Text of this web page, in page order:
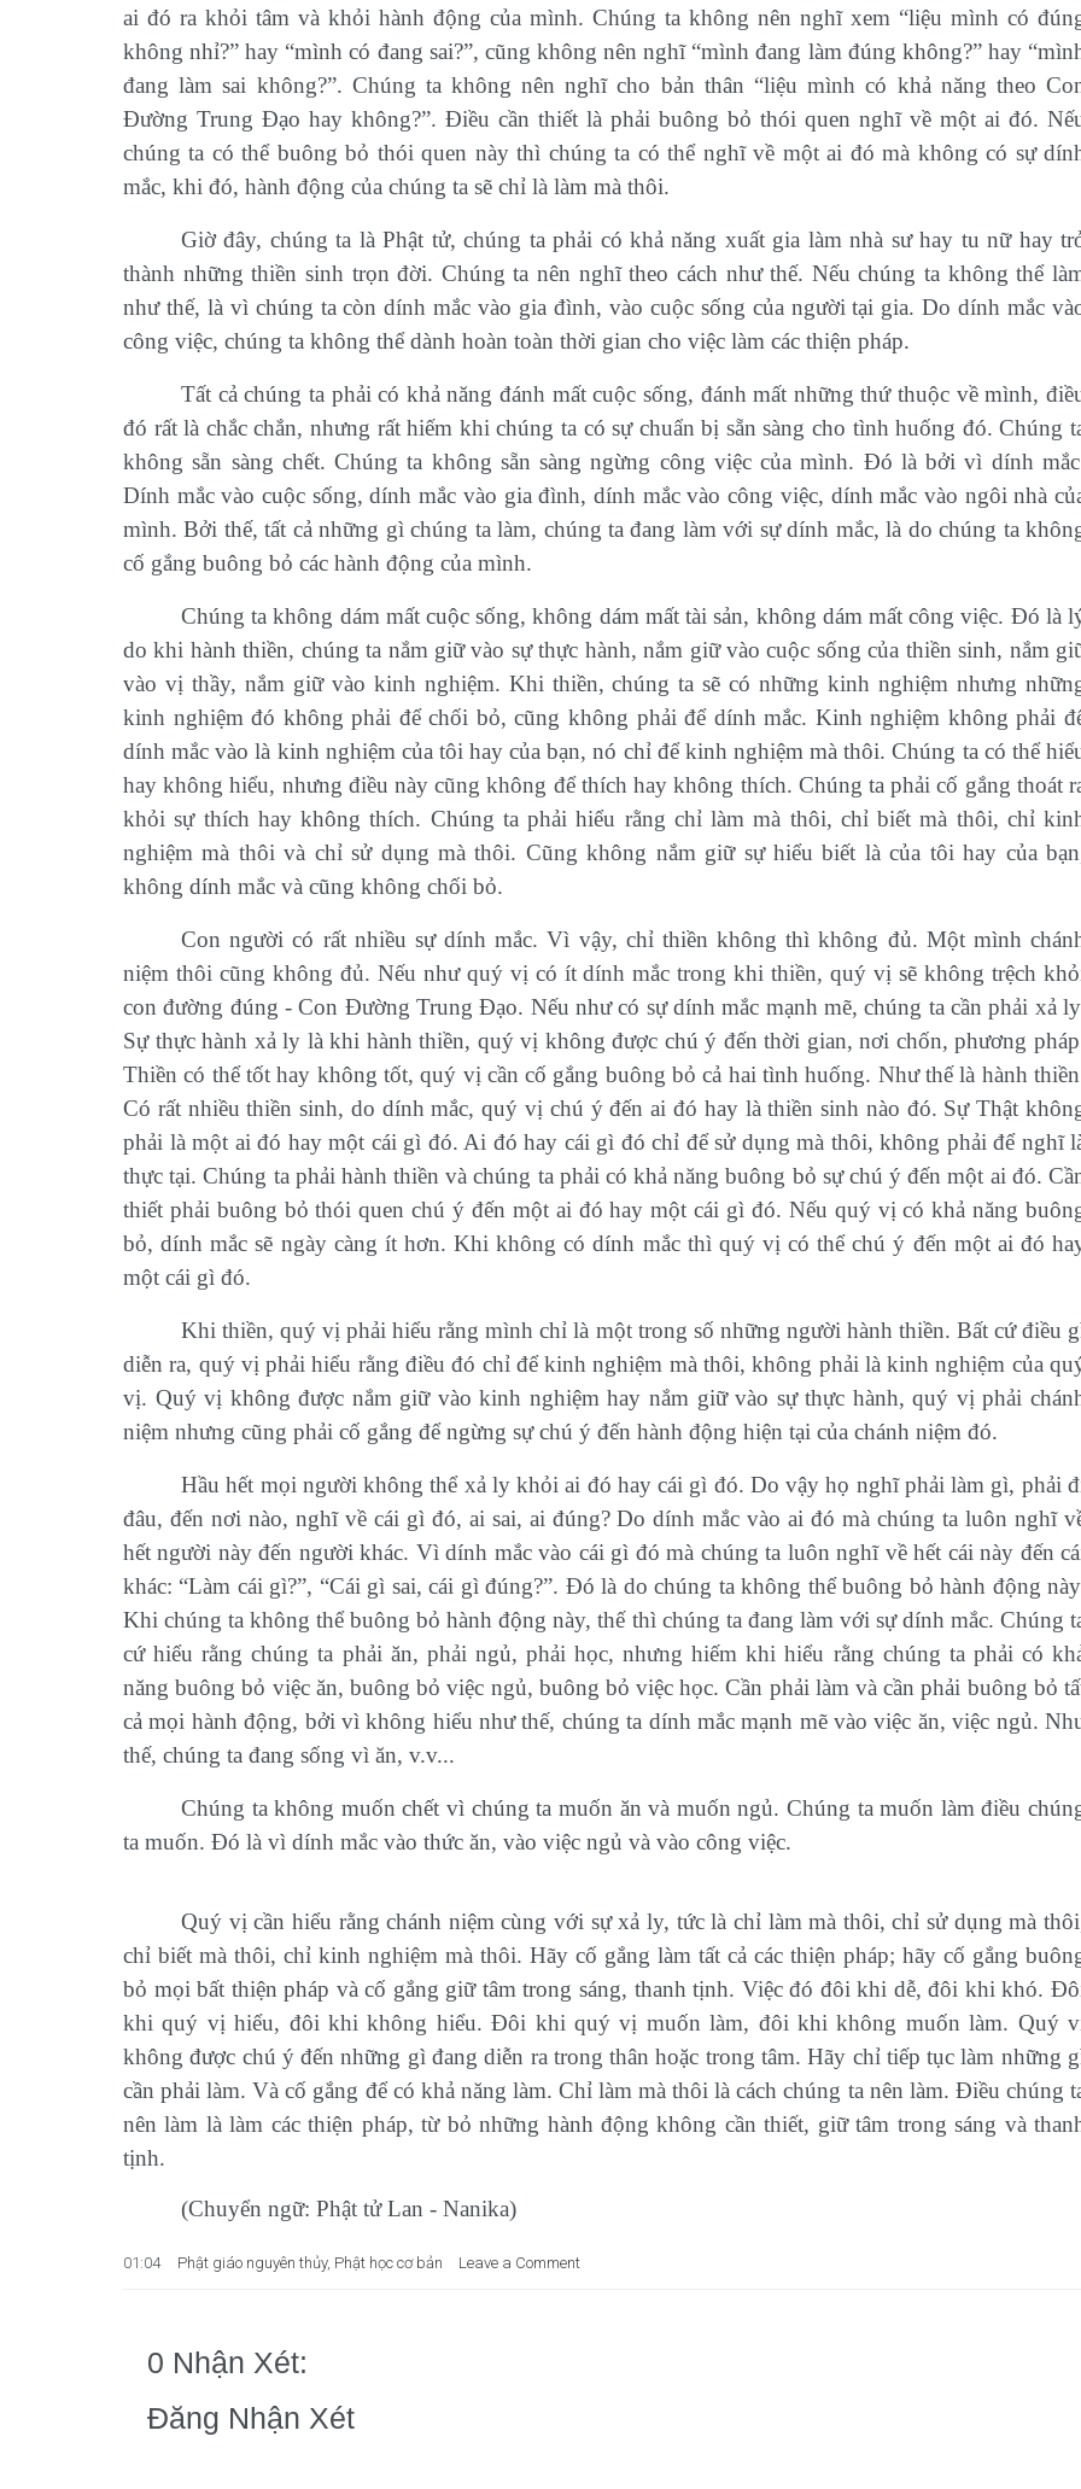
ai đó ra khỏi tâm và khỏi hành động của mình. Chúng ta không nên nghĩ xem “liệu mình có
không nhỉ?” hay “mình có đang sai?”, cũng không nên nghĩ “mình đang làm đúng không?” hay
đang làm sai không?”. Chúng ta không nên nghĩ cho bản thân “liệu mình có khả năng theo
Đường Trung Đạo hay không?”. Điều cần thiết là phải buông bỏ thói quen nghĩ về một ai đó.
chúng ta có thể buông bỏ thói quen này thì chúng ta có thể nghĩ về một ai đó mà không có sự
mắc, khi đó, hành động của chúng ta sẽ chỉ là làm mà thôi.
Giờ đây, chúng ta là Phật tử, chúng ta phải có khả năng xuất gia làm nhà sư hay tu nữ hay
thành những thiền sinh trọn đời. Chúng ta nên nghĩ theo cách như thế. Nếu chúng ta không thể
như thế, là vì chúng ta còn dính mắc vào gia đình, vào cuộc sống của người tại gia. Do dính mắc
công việc, chúng ta không thể dành hoàn toàn thời gian cho việc làm các thiện pháp.
Tất cả chúng ta phải có khả năng đánh mất cuộc sống, đánh mất những thứ thuộc về mình,
đó rất là chắc chắn, nhưng rất hiếm khi chúng ta có sự chuẩn bị sẵn sàng cho tình huống đó. Chúng
không sẵn sàng chết. Chúng ta không sẵn sàng ngừng công việc của mình. Đó là bởi vì dính
Dính mắc vào cuộc sống, dính mắc vào gia đình, dính mắc vào công việc, dính mắc vào ngôi nhà
mình. Bởi thế, tất cả những gì chúng ta làm, chúng ta đang làm với sự dính mắc, là do chúng ta
cố gắng buông bỏ các hành động của mình.
Chúng ta không dám mất cuộc sống, không dám mất tài sản, không dám mất công việc. Đó là
do khi hành thiền, chúng ta nắm giữ vào sự thực hành, nắm giữ vào cuộc sống của thiền sinh, nắm
vào vị thầy, nắm giữ vào kinh nghiệm. Khi thiền, chúng ta sẽ có những kinh nghiệm nhưng
kinh nghiệm đó không phải để chối bỏ, cũng không phải để dính mắc. Kinh nghiệm không phải
dính mắc vào là kinh nghiệm của tôi hay của bạn, nó chỉ để kinh nghiệm mà thôi. Chúng ta có thể
hay không hiểu, nhưng điều này cũng không để thích hay không thích. Chúng ta phải cố gắng thoát
khỏi sự thích hay không thích. Chúng ta phải hiểu rằng chỉ làm mà thôi, chỉ biết mà thôi, chỉ
nghiệm mà thôi và chỉ sử dụng mà thôi. Cũng không nắm giữ sự hiểu biết là của tôi hay của
không dính mắc và cũng không chối bỏ.
Con người có rất nhiều sự dính mắc. Vì vậy, chỉ thiền không thì không đủ. Một mình
niệm thôi cũng không đủ. Nếu như quý vị có ít dính mắc trong khi thiền, quý vị sẽ không trệch
con đường đúng - Con Đường Trung Đạo. Nếu như có sự dính mắc mạnh mẽ, chúng ta cần phải xả
Sự thực hành xả ly là khi hành thiền, quý vị không được chú ý đến thời gian, nơi chốn, phương
Thiền có thể tốt hay không tốt, quý vị cần cố gắng buông bỏ cả hai tình huống. Như thế là hành
Có rất nhiều thiền sinh, do dính mắc, quý vị chú ý đến ai đó hay là thiền sinh nào đó. Sự Thật
phải là một ai đó hay một cái gì đó. Ai đó hay cái gì đó chỉ để sử dụng mà thôi, không phải để nghĩ
thực tại. Chúng ta phải hành thiền và chúng ta phải có khả năng buông bỏ sự chú ý đến một ai đó.
thiết phải buông bỏ thói quen chú ý đến một ai đó hay một cái gì đó. Nếu quý vị có khả năng
bỏ, dính mắc sẽ ngày càng ít hơn. Khi không có dính mắc thì quý vị có thể chú ý đến một ai đó
một cái gì đó.
Khi thiền, quý vị phải hiểu rằng mình chỉ là một trong số những người hành thiền. Bất cứ điều
diễn ra, quý vị phải hiểu rằng điều đó chỉ để kinh nghiệm mà thôi, không phải là kinh nghiệm của
vị. Quý vị không được nắm giữ vào kinh nghiệm hay nắm giữ vào sự thực hành, quý vị phải
niệm nhưng cũng phải cố gắng để ngừng sự chú ý đến hành động hiện tại của chánh niệm đó.
Hầu hết mọi người không thể xả ly khỏi ai đó hay cái gì đó. Do vậy họ nghĩ phải làm gì, phải
đâu, đến nơi nào, nghĩ về cái gì đó, ai sai, ai đúng? Do dính mắc vào ai đó mà chúng ta luôn nghĩ
hết người này đến người khác. Vì dính mắc vào cái gì đó mà chúng ta luôn nghĩ về hết cái này đến
khác: “Làm cái gì?”, “Cái gì sai, cái gì đúng?”. Đó là do chúng ta không thể buông bỏ hành động
Khi chúng ta không thể buông bỏ hành động này, thế thì chúng ta đang làm với sự dính mắc. Chúng
cứ hiểu rằng chúng ta phải ăn, phải ngủ, phải học, nhưng hiếm khi hiểu rằng chúng ta phải có
năng buông bỏ việc ăn, buông bỏ việc ngủ, buông bỏ việc học. Cần phải làm và cần phải buông bỏ
cả mọi hành động, bởi vì không hiểu như thế, chúng ta dính mắc mạnh mẽ vào việc ăn, việc ngủ.
thế, chúng ta đang sống vì ăn, v.v...
Chúng ta không muốn chết vì chúng ta muốn ăn và muốn ngủ. Chúng ta muốn làm điều
ta muốn. Đó là vì dính mắc vào thức ăn, vào việc ngủ và vào công việc.
Quý vị cần hiểu rằng chánh niệm cùng với sự xả ly, tức là chỉ làm mà thôi, chỉ sử dụng mà
chỉ biết mà thôi, chỉ kinh nghiệm mà thôi. Hãy cố gắng làm tất cả các thiện pháp; hãy cố gắng
bỏ mọi bất thiện pháp và cố gắng giữ tâm trong sáng, thanh tịnh. Việc đó đôi khi dễ, đôi khi khó.
khi quý vị hiểu, đôi khi không hiểu. Đôi khi quý vị muốn làm, đôi khi không muốn làm. Quý
không được chú ý đến những gì đang diễn ra trong thân hoặc trong tâm. Hãy chỉ tiếp tục làm những
cần phải làm. Và cố gắng để có khả năng làm. Chỉ làm mà thôi là cách chúng ta nên làm. Điều chúng
nên làm là làm các thiện pháp, từ bỏ những hành động không cần thiết, giữ tâm trong sáng và
tịnh.
(Chuyển ngữ: Phật tử Lan - Nanika)
01:04 Phật giáo nguyên thủy, Phật học cơ bản Leave a Comment
0 Nhận Xét:
Đăng Nhận Xét